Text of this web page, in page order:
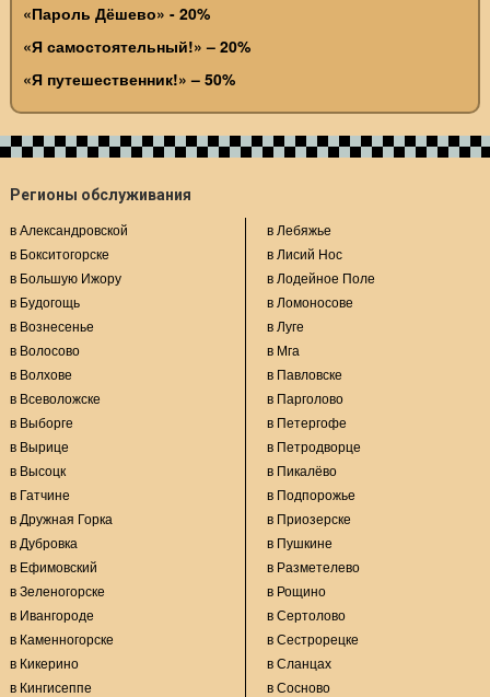
«Пароль Дёшево» - 20%
«Я самостоятельный!» – 20%
«Я путешественник!» – 50%
Регионы обслуживания
в Александровской
в Бокситогорске
в Большую Ижору
в Будогощь
в Вознесенье
в Волосово
в Волхове
в Всеволожске
в Выборге
в Вырице
в Высоцк
в Гатчине
в Дружная Горка
в Дубровка
в Ефимовский
в Зеленогорске
в Ивангороде
в Каменногорске
в Кикерино
в Кингисеппе
в Лебяжье
в Лисий Нос
в Лодейное Поле
в Ломоносове
в Луге
в Мга
в Павловске
в Парголово
в Петергофе
в Петродворце
в Пикалёво
в Подпорожье
в Приозерске
в Пушкине
в Разметелево
в Рощино
в Сертолово
в Сестрорецке
в Сланцах
в Сосново